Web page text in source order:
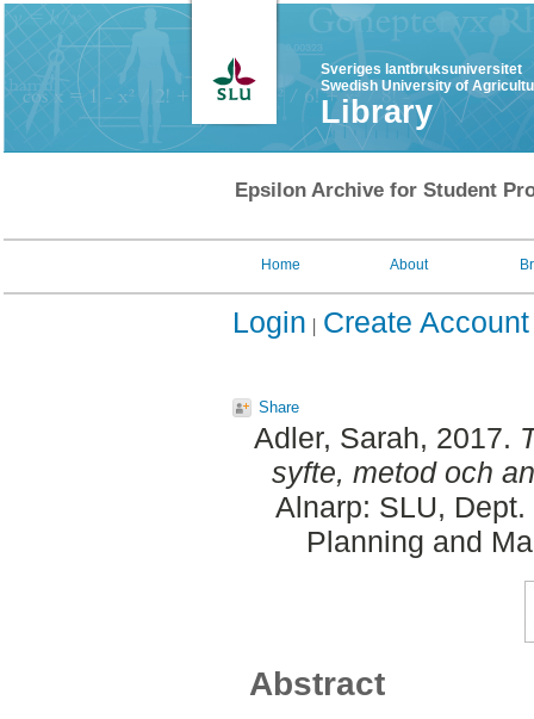
Sveriges lantbruksuniversitet
Swedish University of
Library
Epsilon Archive for Student
Home About
Login Create Account
Share
Adler, Sarah, 2017.
syfte, metod och
Alnarp: SLU,
Planning and
Abstract